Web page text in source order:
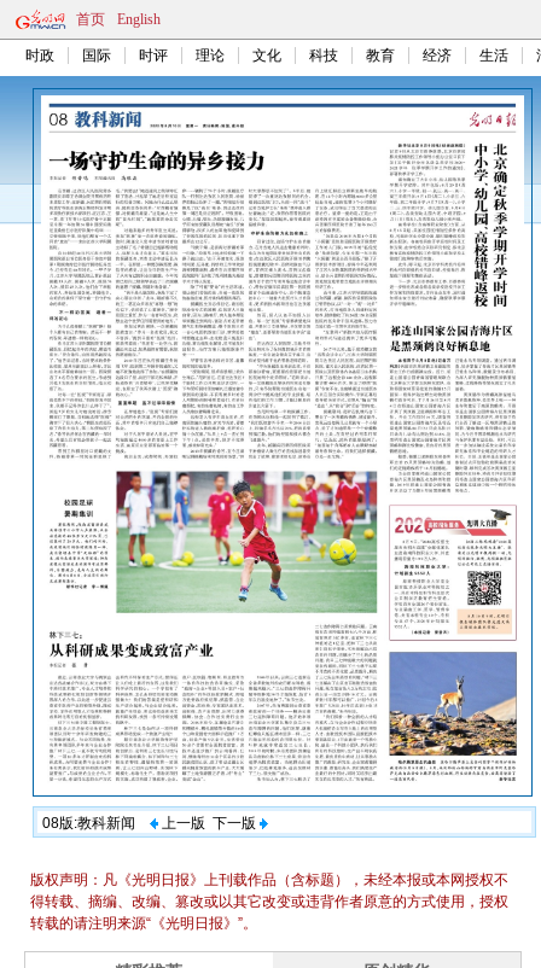
首页 English
时政 国际 时评 理论 文化 科技 教育 经济 生活
08版:教科新闻 上一版 下一版